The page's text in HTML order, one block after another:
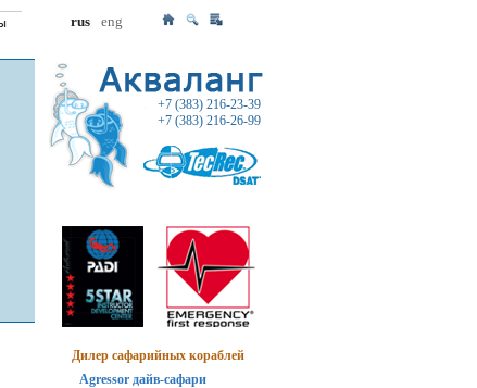
rus eng
+7 (383) 216-23-39
+7 (383) 216-26-99
Дилер сафарийных кораблей
Agressor дайв-сафари